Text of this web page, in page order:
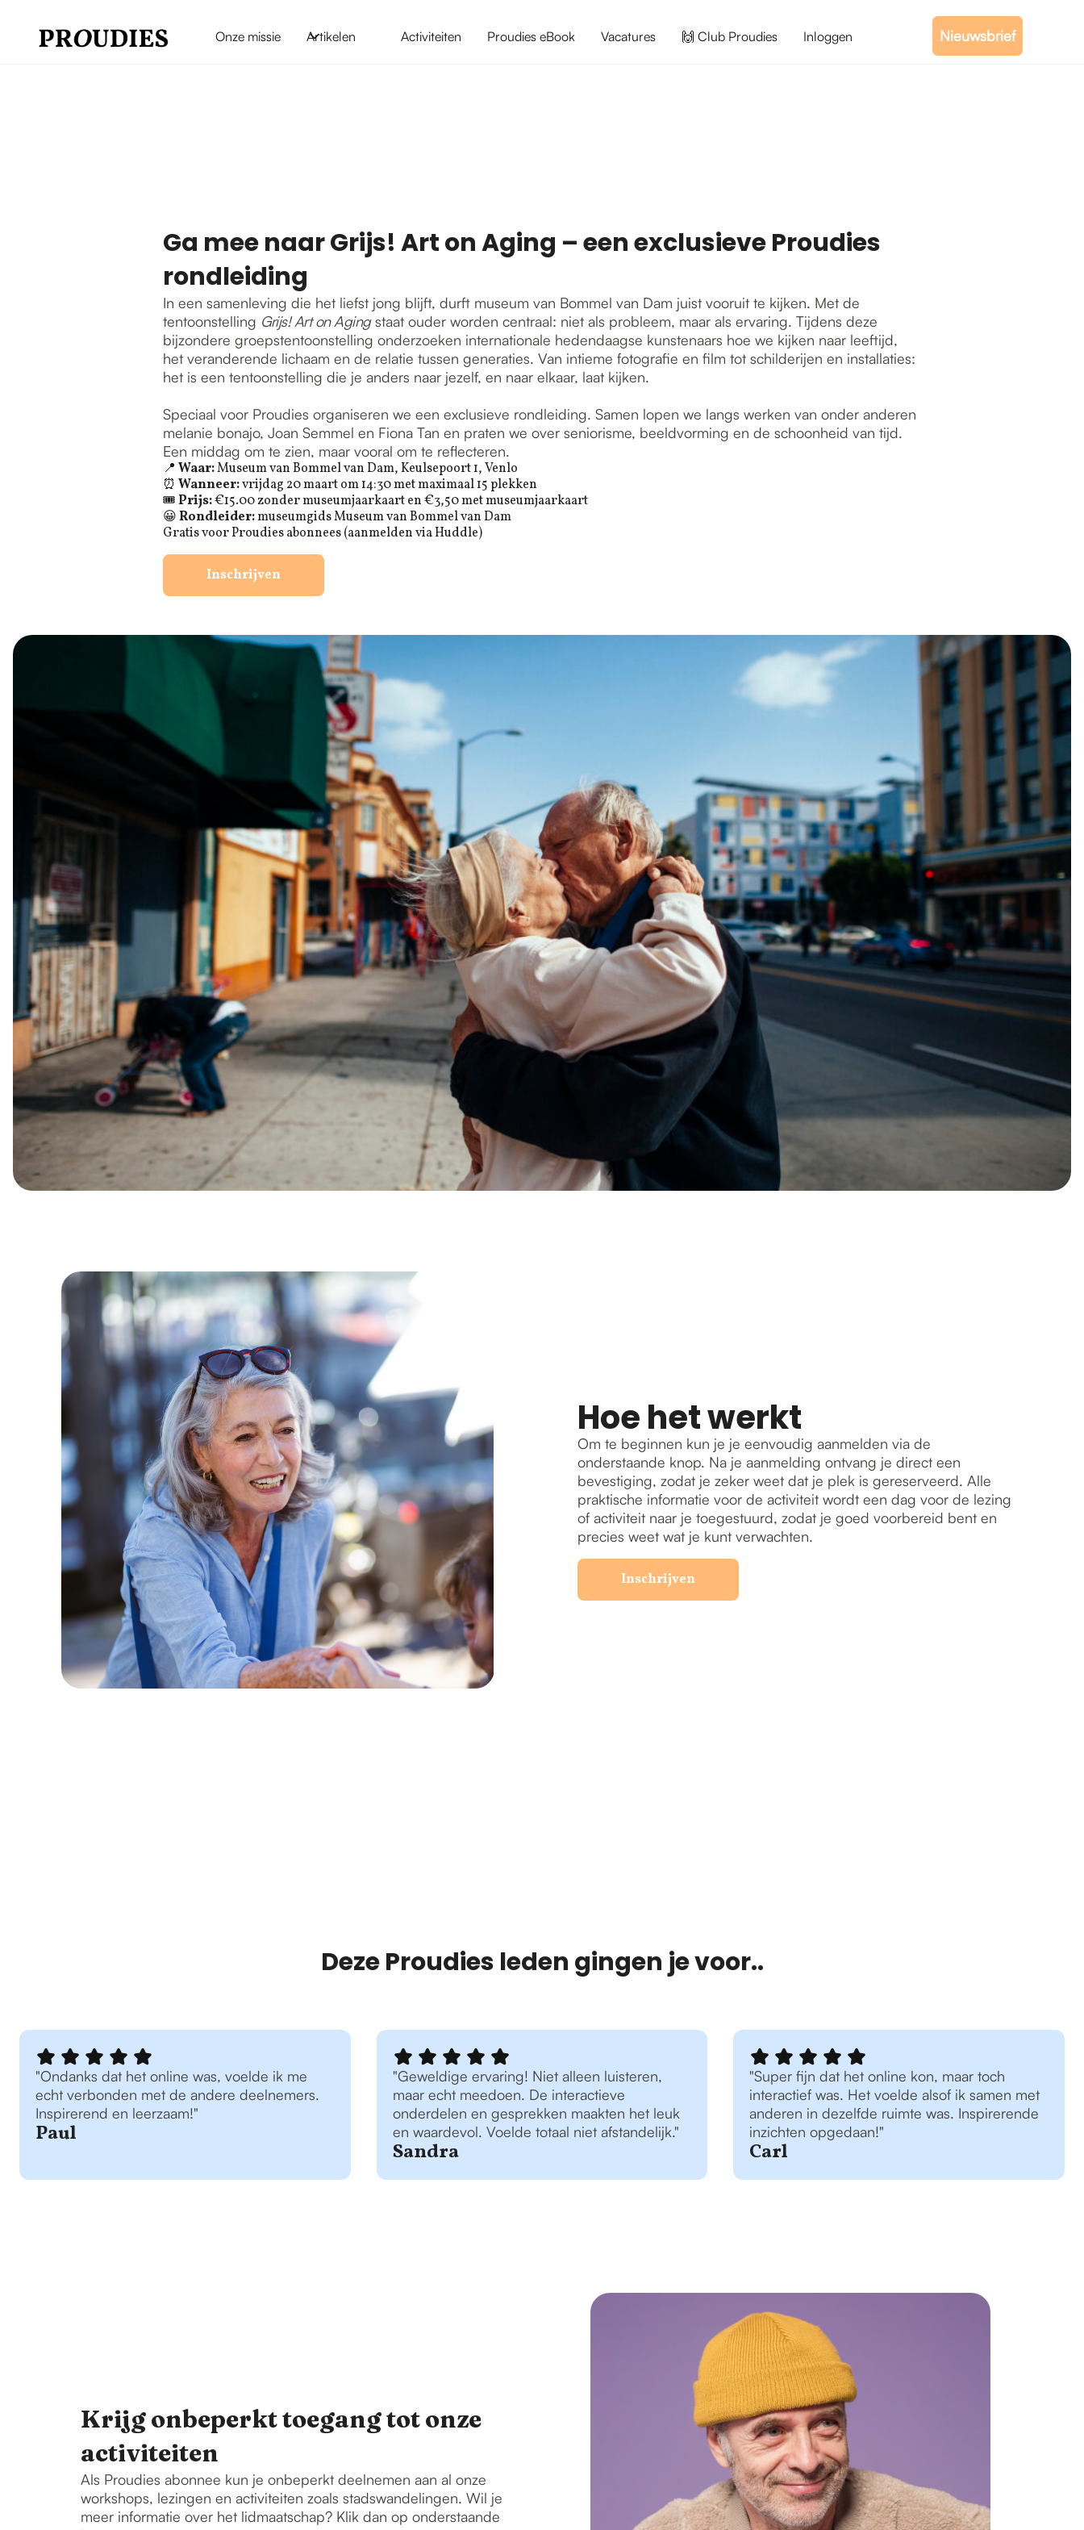
Onze missie Artikelen Activiteiten Proudies eBook Vacatures 🙌 Club Proudies Inloggen Nieuwsbrief
Ga mee naar Grijs! Art on Aging – een exclusieve Proudies
rondleiding
In een samenleving die het liefst jong blijft, durft museum van Bommel van Dam juist vooruit te kijken. Met de
tentoonstelling Grijs! Art on Agingstaat ouder worden centraal: niet als probleem, maar als ervaring. Tijdens deze
bijzondere groepstentoonstelling onderzoeken internationale hedendaagse kunstenaars hoe we kijken naar leeftijd,
het veranderende lichaam en de relatie tussen generaties. Van intieme fotografie en film tot schilderijen en installaties:
het is een tentoonstelling die je anders naar jezelf, en naar elkaar, laat kijken.
Speciaal voor Proudies organiseren we een exclusieve rondleiding. Samen lopen we langs werken van onder anderen
melanie bonajo, Joan Semmel en Fiona Tan en praten we over seniorisme, beeldvorming en de schoonheid van tijd.
Een middag om te zien, maar vooral om te reflecteren.
📍 Waar:Museum van Bommel van Dam, Keulsepoort 1, Venlo
⏰ Wanneer:vrijdag 20 maart om 14:30 met maximaal 15 plekken
🎟Prijs:€15.00 zonder museumjaarkaart en €3,50 met museumjaarkaart
😀Rondleider:museumgids Museum van Bommel van Dam
Gratis voor Proudies abonnees (aanmelden via Huddle)
Inschrijven
Hoe het werkt
Om te beginnen kun je je eenvoudig aanmelden via de
onderstaande knop. Na je aanmelding ontvang je direct een
bevestiging, zodat je zeker weet dat je plek is gereserveerd. Alle
praktische informatie voor de activiteit wordt een dag voor de lezing
of activiteit naar je toegestuurd, zodat je goed voorbereid bent en
precies weet wat je kunt verwachten.
Inschrijven
Deze Proudies leden gingen je voor..
"Ondanks dat het online was, voelde ik me
echt verbonden met de andere deelnemers.
Inspirerend en leerzaam!"
Paul
"Geweldige ervaring! Niet alleen luisteren,
maar echt meedoen. De interactieve
onderdelen en gesprekken maakten het leuk
en waardevol. Voelde totaal niet afstandelijk."
Sandra
"Super fijn dat het online kon, maar toch
interactief was. Het voelde alsof ik samen met
anderen in dezelfde ruimte was. Inspirerende
inzichten opgedaan!"
Carl
Krijg onbeperkt toegang tot onze
activiteiten
Als Proudies abonnee kun je onbeperkt deelnemen aan al onze
workshops, lezingen en activiteiten zoals stadswandelingen. Wil je
meer informatie over het lidmaatschap? Klik dan op onderstaande